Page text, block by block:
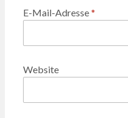
E-Mail-Adresse*
Website